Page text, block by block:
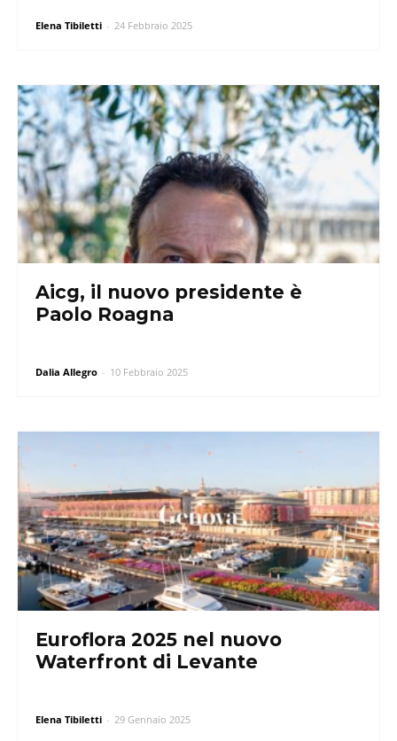
Elena Tibiletti - 24 Febbraio 2025
Aicg, il nuovo presidente è
Paolo Roagna
Dalia Allegro - 10 Febbraio 2025
Euroflora 2025 nel nuovo
Waterfront di Levante
Elena Tibiletti - 29 Gennaio 2025